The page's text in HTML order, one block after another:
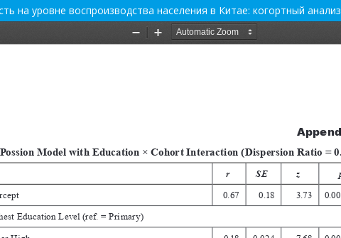
на уровне воспроизводства населения в Китае: когортный анализ